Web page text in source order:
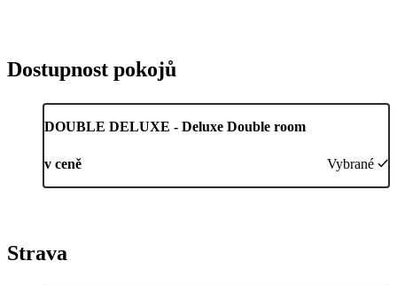
Dostupnost pokojů
DOUBLE DELUXE - Deluxe Double room
v ceně Vybrané
Strava